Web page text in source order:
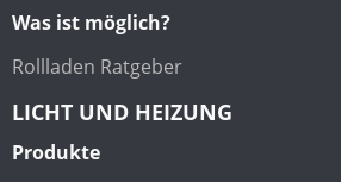
Was ist möglich?
Rollladen Ratgeber
LICHT UND HEIZUNG
Produkte